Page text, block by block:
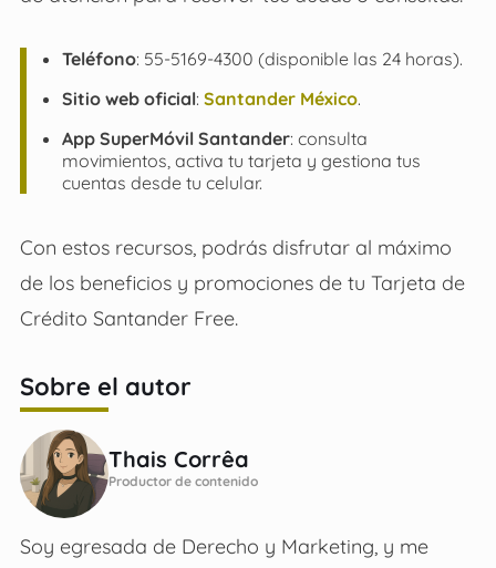
Teléfono: 55-5169-4300 (disponible las 24 horas).
Sitio web oficial: Santander México.
App SuperMóvil Santander: consulta
movimientos, activa tu tarjeta y gestiona tus
cuentas desde tu celular.
Con estos recursos, podrás disfrutar al máximo
de los beneficios y promociones de tu Tarjeta de
Crédito Santander Free.
Sobre el autor
Thais Corrêa
Productor de contenido
Soy egresada de Derecho y Marketing, y me